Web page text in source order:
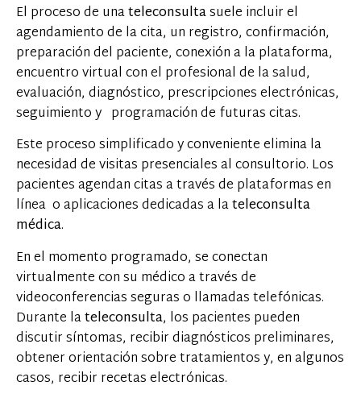
El proceso de unateleconsultasuele incluir el
agendamiento de la cita, un registro, confirmación,
preparación del paciente, conexión a la plataforma,
encuentro virtual con el profesional de la salud,
evaluación, diagnóstico, prescripciones electrónicas,
seguimiento y programación de futuras citas.
Este proceso simplificado y conveniente elimina la
necesidad de visitas presenciales al consultorio. Los
pacientes agendan citas a través de plataformas en
línea o aplicaciones dedicadas a lateleconsulta
médica.
En el momento programado, se conectan
virtualmente con su médico a través de
videoconferencias seguras o llamadas telefónicas.
Durante lateleconsulta, los pacientes pueden
discutir síntomas, recibir diagnósticos preliminares,
obtener orientación sobre tratamientos y, en algunos
casos, recibir recetas electrónicas.